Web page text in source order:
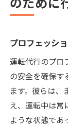
安心
深夜の泥
予約
深夜
運転
プロフェッシ
運転代行のプロ
の安全を確保す
ます。彼らは、
え、運転中は常
ような状態であ